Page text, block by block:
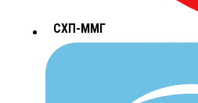
8 (985)
СХП-ММГ